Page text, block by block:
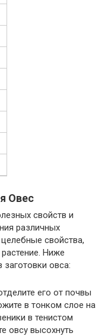
Овес
свойств и
различных
свойства,
Ниже
овса:
его от почвы
в тонком слое на
в тенистом
овсу высохнуть